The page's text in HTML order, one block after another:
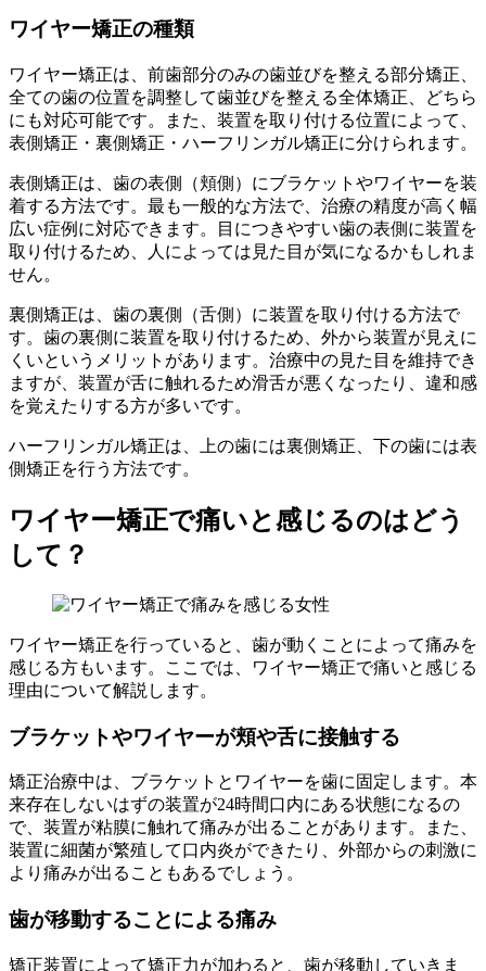
ワイヤー矯正の種類
ワイヤー矯正は、前歯部分のみの歯並びを整える部分矯正、
全ての歯の位置を調整して歯並びを整える全体矯正、どちら
にも対応可能です。また、装置を取り付ける位置によって、
表側矯正・裏側矯正・ハーフリンガル矯正に分けられます。
表側矯正は、歯の表側（頬側）にブラケットやワイヤーを装
着する方法です。最も一般的な方法で、治療の精度が高く幅
広い症例に対応できます。目につきやすい歯の表側に装置を
取り付けるため、人によっては見た目が気になるかもしれま
せん。
裏側矯正は、歯の裏側（舌側）に装置を取り付ける方法で
す。歯の裏側に装置を取り付けるため、外から装置が見えに
くいというメリットがあります。治療中の見た目を維持でき
ますが、装置が舌に触れるため滑舌が悪くなったり、違和感
を覚えたりする方が多いです。
ハーフリンガル矯正は、上の歯には裏側矯正、下の歯には表
側矯正を行う方法です。
ワイヤー矯正で痛いと感じるのはどう
して？
ワイヤー矯正を行っていると、歯が動くことによって痛みを
感じる方もいます。ここでは、ワイヤー矯正で痛いと感じる
理由について解説します。
ブラケットやワイヤーが頬や舌に接触する
矯正治療中は、ブラケットとワイヤーを歯に固定します。本
来存在しないはずの装置が24時間口内にある状態になるの
で、装置が粘膜に触れて痛みが出ることがあります。また、
装置に細菌が繁殖して口内炎ができたり、外部からの刺激に
より痛みが出ることもあるでしょう。
歯が移動することによる痛み
矯正装置によって矯正力が加わると、歯が移動していきま